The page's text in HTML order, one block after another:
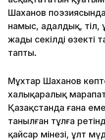
Шаханов
намыс, адалдық, тіл,
жады секілді өзекті
тапты.
Мұхтар Шаханов
халықаралық
Қазақстанда ғана
танылған тұлға
қайсар мінезі, ұлт